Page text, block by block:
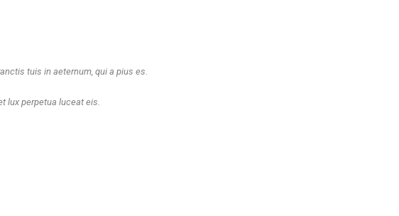
tuis in aeternum, qui a pius es.
lux perpetua luceat eis.